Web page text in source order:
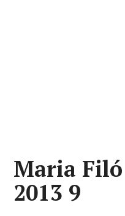
Maria
2013 9